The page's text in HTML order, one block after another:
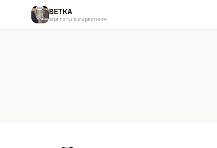
ВЕТКА
зарплаты в маркетинге